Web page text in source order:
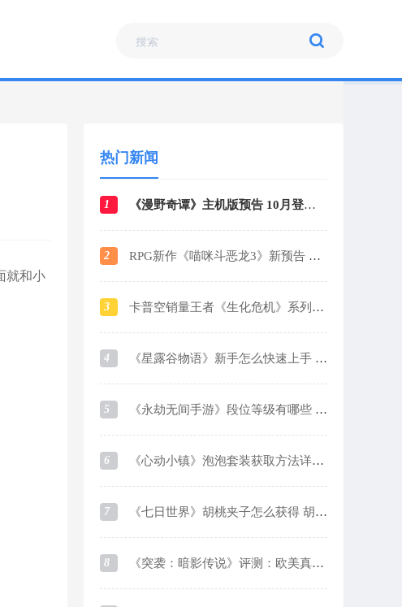
就和小
热门新闻
1 《漫野奇谭》主机版预告 10月登陆各大平台
2 RPG新作《喵咪斗恶龙3》新预告 战斗场景曝光
3 卡普空销量王者《生化危机》系列销量破1.6亿
4 《星露谷物语》新手怎么快速上手 新手玩法攻略指南2024
5 《永劫无间手游》段位等级有哪些 段位等级及对应分数一览
6 《心动小镇》泡泡套装获取方法详细介绍
7 《七日世界》胡桃夹子怎么获得 胡桃夹子获取方法
8 《突袭：暗影传说》评测：欧美真实系画风下的魔灵like游戏